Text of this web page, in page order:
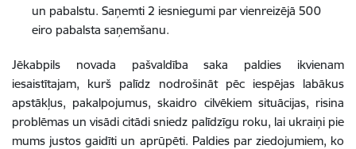
un pabalstu. Saņemti 2 iesniegumi par vienreizējā 500
eiro pabalsta saņemšanu.
Jēkabpils novada pašvaldība saka paldies ikvienam
iesaistītajam, kurš palīdz nodrošināt pēc iespējas labākus
apstākļus, pakalpojumus, skaidro cilvēkiem situācijas, risina
problēmas un visādi citādi sniedz palīdzīgu roku, lai ukraiņi pie
mums justos gaidīti un aprūpēti. Paldies par ziedojumiem, ko